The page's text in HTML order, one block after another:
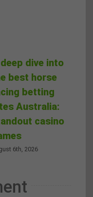
dive into
best horse
betting
Australia:
casino
6th, 2026